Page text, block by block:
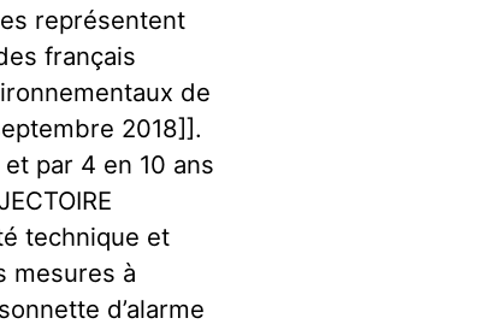
représentent
français
de
2018]].
par 4 en 10 ans
technique et
mesures à
d’alarme